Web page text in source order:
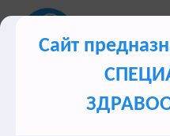
Сайт для врачей о лечении
мочевого пузыря (ГАМП)
Сайт